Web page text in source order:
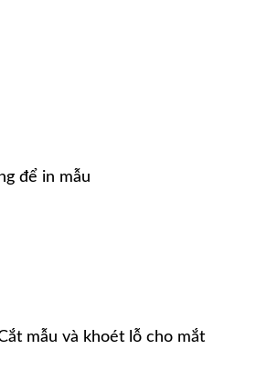
để in mẫu
mẫu và khoét lỗ cho mắt